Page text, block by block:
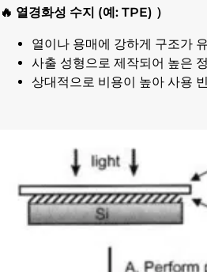
🔥 열경화성 수지 (예: TPE) ）
열이나 용매에 강하게 구조가
사출 성형으로 제작되어 높은
상대적으로 비용이 높아 사용